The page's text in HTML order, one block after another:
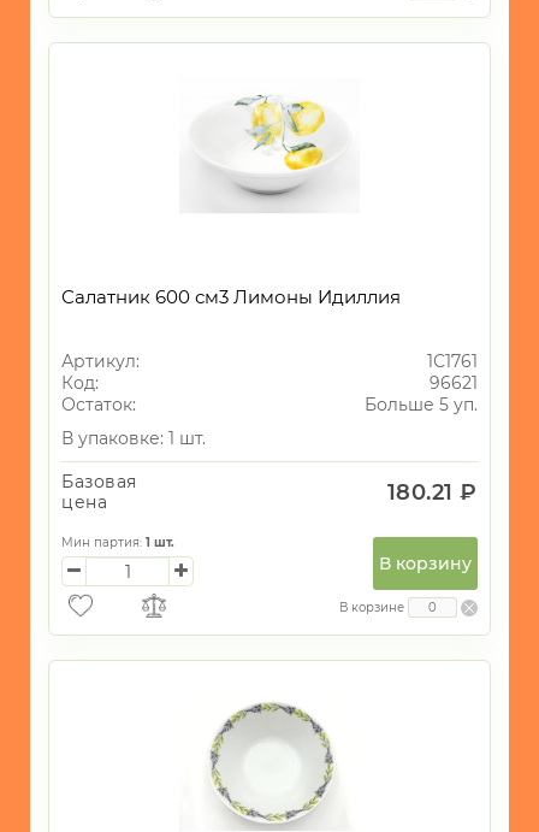
Салатник 600 см3 Лимоны Идиллия
Артикул:
1С1761
Код:
96621
Остаток:
Больше 5 уп.
В упаковке: 1 шт.
Базовая
цена
180.21 ₽
Мин партия: 1 шт.
В корзину
В корзине